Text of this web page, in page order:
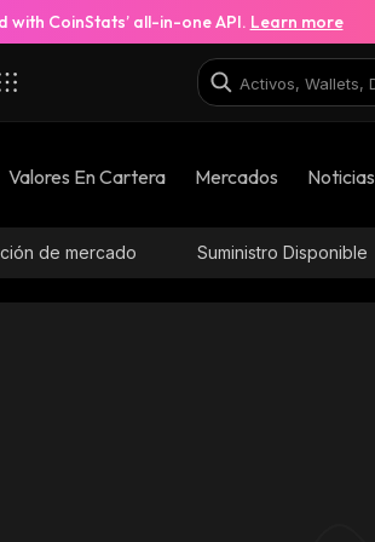
with CoinStats’ all-in-one API. Learn more
Valores En Cartera Mercados Noticias
de mercado Suministro Disponible